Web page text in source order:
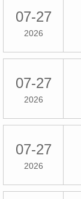
07-27
2026
07-27
2026
07-27
2026